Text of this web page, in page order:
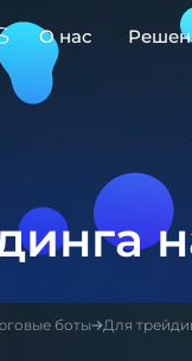
О нас
боты Для